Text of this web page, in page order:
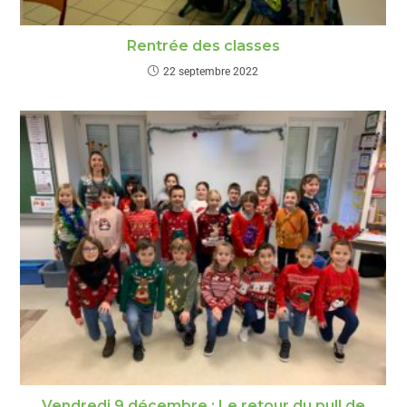
Rentrée des classes
22 septembre 2022